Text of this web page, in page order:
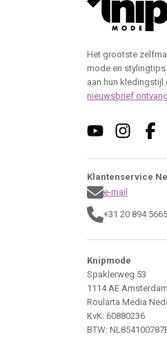
Het grootste
mode en stylingtips
aan hun kledingstijl
nieuwsbrief
Klantenservice
e-mail
+31 20 894 5665
Knipmode
Spaklerweg 53
1114 AE Amsterdam
Roularta Media
KvK: 60880236
BTW: